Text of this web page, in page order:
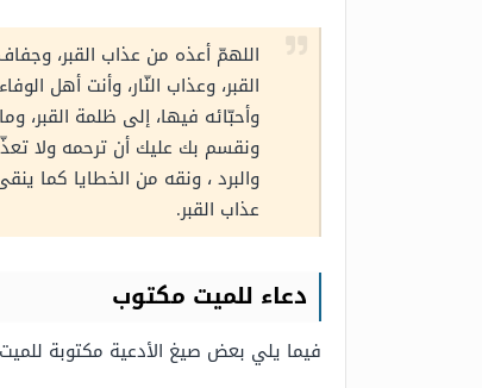
اللهمّ أعذه من عذاب القبر،
القبر، وعذاب النّار، وأنت أهل
وأحبّائه فيها، إلى ظلمة القبر،
ونقسم بك عليك أن ترحمه ولا
والبرد ، ونقه من الخطايا كما
عذاب القبر.
دعاء للميت مكتوب
فيما يلي بعض صيغ الأدعية مكتوبة